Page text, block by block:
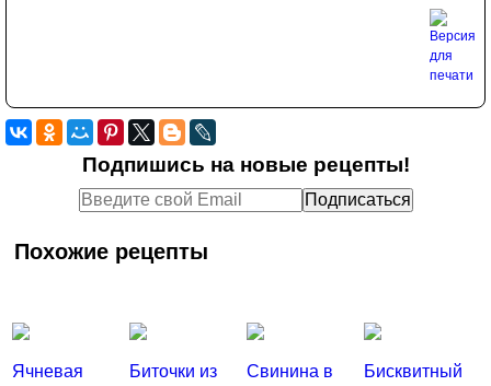
Подпишись на новые рецепты!
Похожие рецепты
Ячневая
Биточки из
Свинина в
Бисквитный